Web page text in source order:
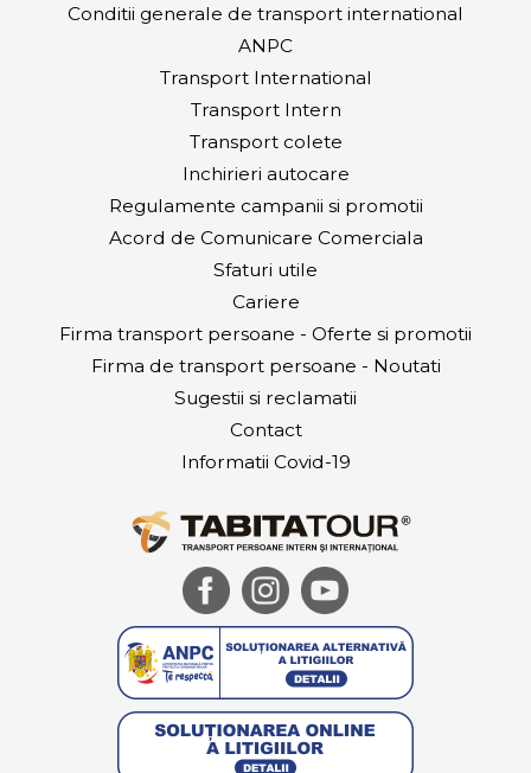
Conditii generale de transport international
ANPC
Transport International
Transport Intern
Transport colete
Inchirieri autocare
Regulamente campanii si promotii
Acord de Comunicare Comerciala
Sfaturi utile
Cariere
Firma transport persoane - Oferte si promotii
Firma de transport persoane - Noutati
Sugestii si reclamatii
Contact
Informatii Covid-19